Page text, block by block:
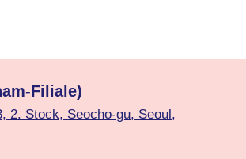
Filiale)
2. Stock, Seocho-gu, Seoul,